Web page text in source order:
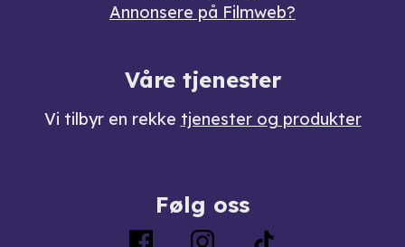
Annonsere på Filmweb?
Våre tjenester
Vi tilbyr en rekke tjenester og produkter
Følg oss